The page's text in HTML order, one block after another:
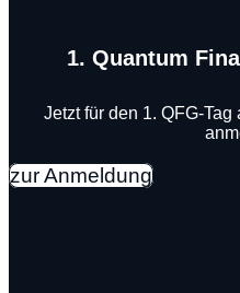
1. Quantum
Jetzt für den 1. QFG-
zur Anmeldung